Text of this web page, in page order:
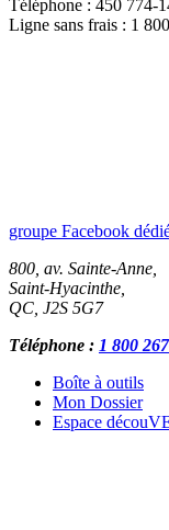
Téléphone : 450 774-
Ligne sans frais : 1
groupe Facebook
800, av. Sainte-Anne,
Saint-Hyacinthe
QC J2S 5G7
Téléphone : 1 800
Boîte à outils
Mon Dossier
Espace